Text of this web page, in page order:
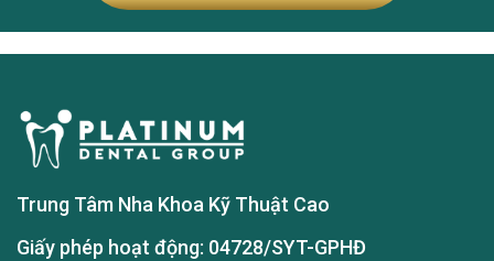
Trung Tâm Nha Khoa Kỹ Thuật Cao
Giấy phép hoạt động: 04728/SYT-GPHĐ